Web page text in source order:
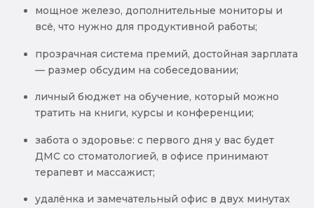
мощное железо, дополнительные мониторы и
всё, что нужно для продуктивной работы;
прозрачная система премий, достойная зарплата
— размер обсудим на собеседовании;
личный бюджет на обучение, который можно
тратить на книги, курсы и конференции;
забота о здоровье: с первого дня у вас будет
ДМС со стоматологией, в офисе принимают
терапевт и массажист;
удалёнка и замечательный офис в двух минутах